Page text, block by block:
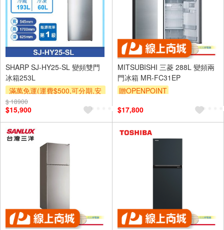
SHARP SJ-HY25-SL 變頻雙門
冰箱253L
滿萬免運(運費$500,可分期,安
裝跨區費另計,單品未滿1萬元
及使用6期以上分期0利率,需付
基本安裝運費)
滿額折
$ 18900
$15,900
MITSUBISHI 三菱 288L 變頻兩
門冰箱 MR-FC31EP
贈OPENPOINT
$17,800